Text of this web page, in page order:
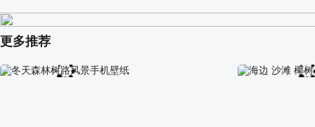
更多推荐